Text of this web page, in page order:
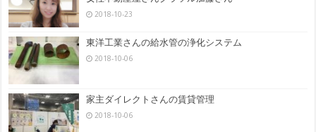
2018-10-23
東洋工業さんの給水管の浄化システム
2018-10-06
家主ダイレクトさんの賃貸管理
2018-10-06